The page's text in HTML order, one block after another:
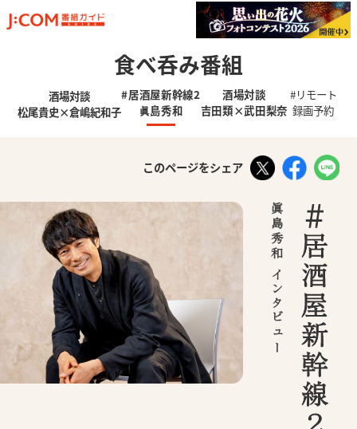
食べ呑み番組
酒場対談
松尾貴史×倉嶋紀和子
#居酒屋新幹線2
眞島秀和
酒場対談
吉田類×武田梨奈
#リモート
録画予約
このページをシェア Twitter Facebook